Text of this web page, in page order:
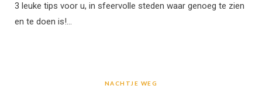
3 leuke tips voor u, in sfeervolle steden waar genoeg te zien
en te doen is!…
NACHTJE WEG